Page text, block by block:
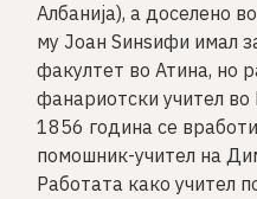
Албанија), а доселено
му Јоан Ѕинѕифи имал
факултет во Атина, но
фанариотски учител
1856 година се
помошник-учител на
Работата како учител